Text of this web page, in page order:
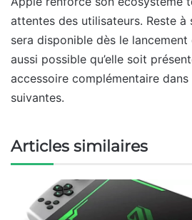
attentes des utilisateurs. Reste
sera disponible dès le lancement
aussi possible qu’elle soit
accessoire complémentaire dans
suivantes.
Articles similaires